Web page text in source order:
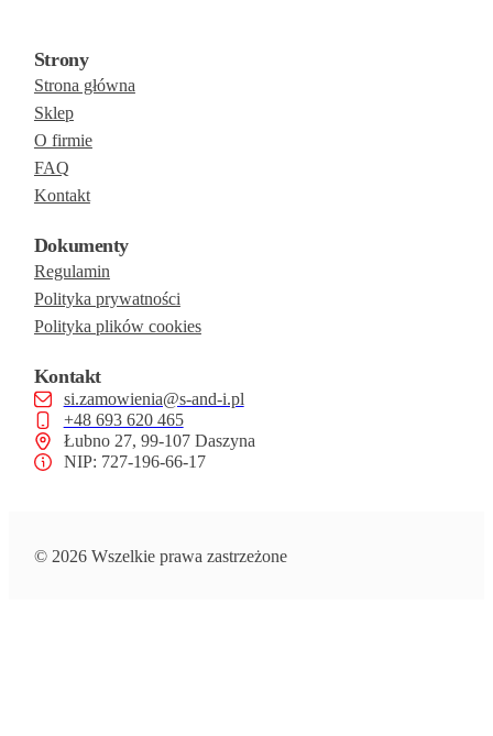
Strony
Strona główna
Sklep
O firmie
FAQ
Kontakt
Dokumenty
Regulamin
Polityka prywatności
Polityka plików cookies
Kontakt
si.zamowienia@s-and-i.pl
+48 693 620 465
Łubno 27, 99-107 Daszyna
NIP: 727-196-66-17
© 2026 Wszelkie prawa zastrzeżone